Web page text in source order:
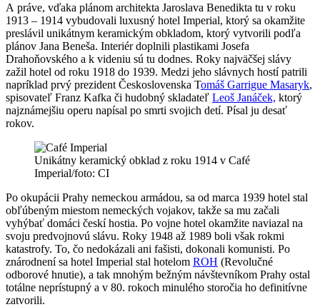
A práve, vďaka plánom architekta Jaroslava Benedikta tu v roku
1913 – 1914 vybudovali luxusný hotel Imperial, ktorý sa okamžite
preslávil unikátnym keramickým obkladom, ktorý vytvorili podľa
plánov Jana Beneša. Interiér doplnili plastikami Josefa
Drahoňovského a k videniu sú tu dodnes. Roky najväčšej slávy
zažil hotel od roku 1918 do 1939. Medzi jeho slávnych hostí patrili
napríklad prvý prezident Československa Tomáš Garrigue Masaryk,
spisovateľ Franz Kafka či hudobný skladateľ Leoš Janáček, ktorý
najznámejšiu operu napísal po smrti svojich detí. Písal ju desať
rokov.
Unikátny keramický obklad z roku 1914 v Café
Imperial/foto: CI
Po okupácii Prahy nemeckou armádou, sa od marca 1939 hotel stal
obľúbeným miestom nemeckých vojakov, takže sa mu začali
vyhýbať domáci českí hostia. Po vojne hotel okamžite naviazal na
svoju predvojnovú slávu. Roky 1948 až 1989 boli však rokmi
katastrofy. To, čo nedokázali ani fašisti, dokonali komunisti. Po
znárodnení sa hotel Imperial stal hotelom ROH (Revolučné
odborové hnutie), a tak mnohým bežným návštevníkom Prahy ostal
totálne neprístupný a v 80. rokoch minulého storočia ho definitívne
zatvorili.